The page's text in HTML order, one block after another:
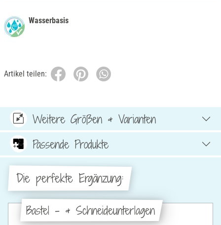
Wasserbasis
Artikel teilen:
Weitere Größen & Varianten
Passende Produkte
Die perfekte Ergänzung:
Bastel - & Schneideunterlagen